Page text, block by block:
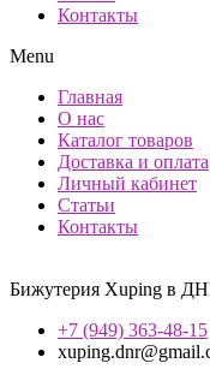
Контакты
Menu
Главная
О нас
Каталог товаров
Доставка и оплата
Личный кабинет
Статьи
Контакты
Бижутерия Xuping в
+7 (949) 363-48-15